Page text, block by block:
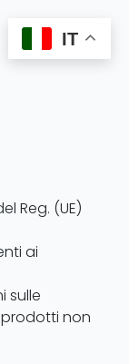
Reg. (UE)
ai
sulle
non
IT